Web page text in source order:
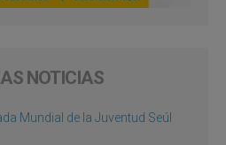
NOTICIAS
Mundial de la Juventud Seúl